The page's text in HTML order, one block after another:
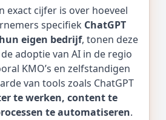
exact cijfer is over hoeveel
specifiek ChatGPT
eigen bedrijf, tonen deze
adoptie van AI in de regio
KMO’s en zelfstandigen
van tools zoals ChatGPT
te werken, content te
te automatiseren.